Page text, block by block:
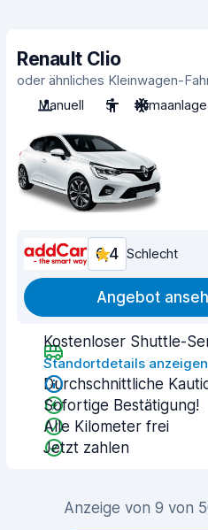
Renault Clio
oder ähnliches Kleinwagen-
Manuell
5 Klimaanlage
6,4 Schlecht
Angebot
Kostenloser Shuttle-
Standortdetails anzeigen
Durchschnittliche
Sofortige Bestätigung!
Alle Kilometer frei
Jetzt zahlen
Anzeige von 9 von